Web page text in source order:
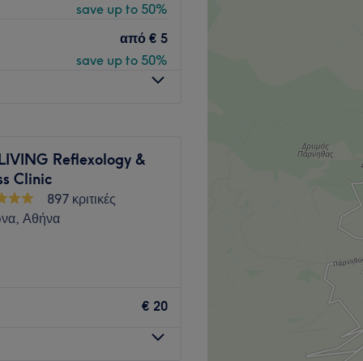
οικείο χώρο όπου όλοι
χαλάρωση, με ποιότητα και
save up to 50%
από € 5
save up to 50%
και ευεξίας που
και το ευδιάθετο και
που θα σε κάνει να
τους.
Reflexology &
Clinic
897 κριτικές
Αθήνα
€ 20